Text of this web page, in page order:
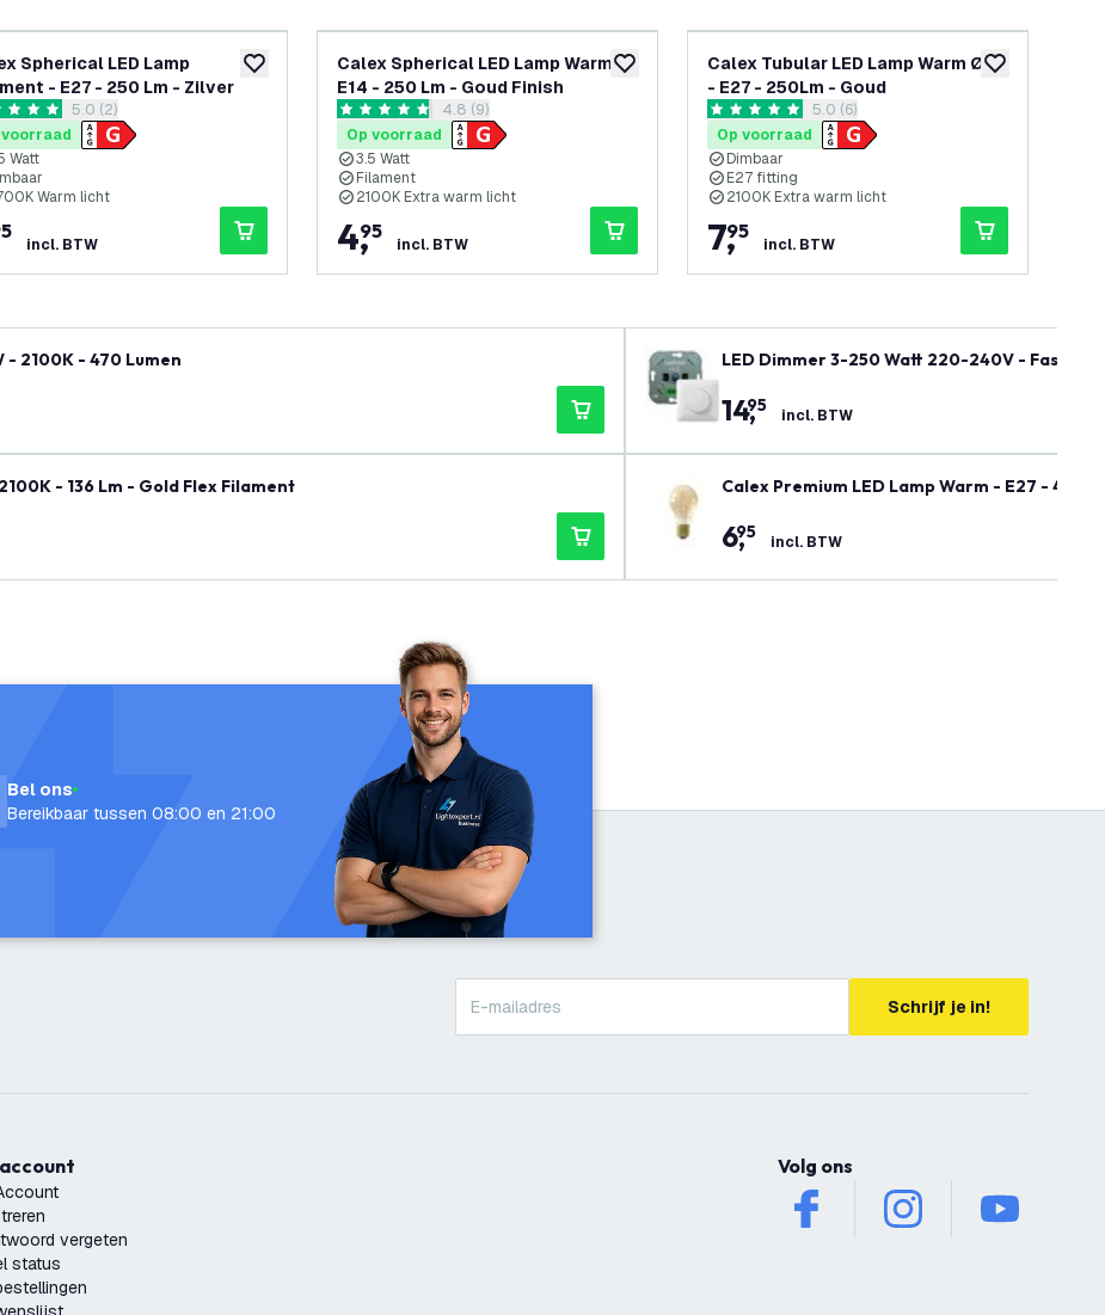
toevoegen aan verlanglijst
Spherical LED Lamp
- E27 - 250 Lm - Zilver
reviews drawer openen
sterren5.0 (2)
voorraad
Watt
Warm licht
incl. BTW
toevoegen aan verlanglijst
Calex Spherical LED Lamp Warm -
E14 - 250 Lm - Goud Finish
reviews drawer openen
4.8 score sterren4.8 (9)
Op voorraad
3.5 Watt
Filament
2100K Extra warm licht
4,
95
incl. BTW
toevoegen aan
Calex Tubular LED Lamp Warm Ø45
- E27 - 250Lm - Goud
reviews drawer openen
5 score sterren5.0 (6)
Op voorraad
Dimbaar
E27 fitting
2100K Extra warm licht
7,
95
incl. BTW
- 2100K - 470 Lumen
- 136 Lm - Gold Flex Filament
LED Dimmer 3-250 Watt 220-240V - Fase
14,
95 incl. BTW
Calex Premium LED Lamp Warm - E27 - 470
6,
95 incl. BTW
Bel ons
Bereikbaar tussen 08:00 en 21:00
Schrijf je in!
account
vergeten
status
Volg ons
facebook instagram youtube